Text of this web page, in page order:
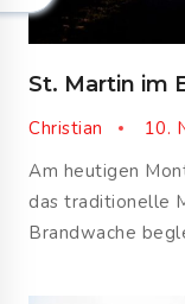
St. Martin im
Christian
10.
Am heutigen
das traditionelle
Brandwache